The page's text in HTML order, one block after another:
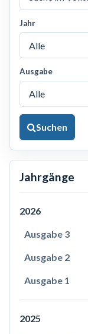
Jahr
Ausgabe
Suchen
Jahrgänge
2026
Ausgabe 3
Ausgabe 2
Ausgabe 1
2025